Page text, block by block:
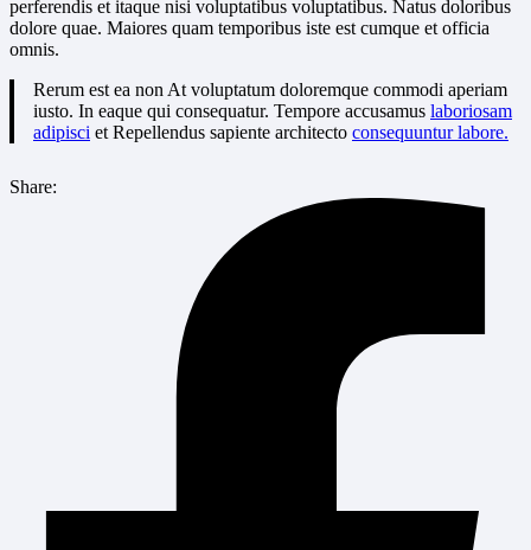
perferendis et itaque nisi voluptatibus voluptatibus. Natus doloribus
dolore quae. Maiores quam temporibus iste est cumque et officia
omnis.
Rerum est ea non At voluptatum doloremque commodi aperiam
iusto. In eaque qui consequatur. Tempore accusamus laboriosam
adipisci et Repellendus sapiente architecto consequuntur labore.
Share: